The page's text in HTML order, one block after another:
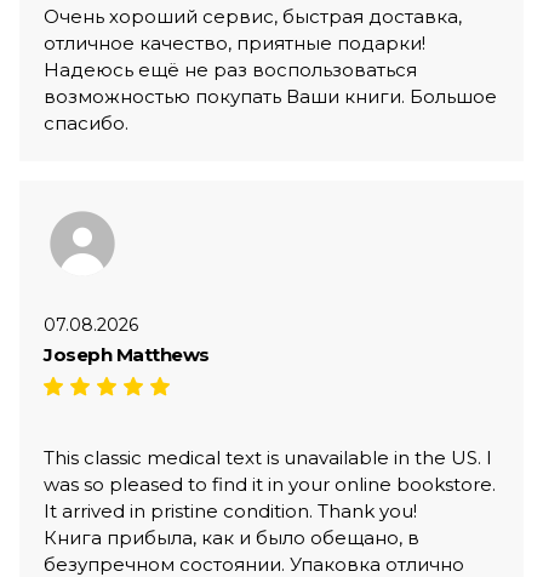
Очень хороший сервис, быстрая доставка,
отличное качество, приятные подарки!
Надеюсь ещё не раз воспользоваться
возможностью покупать Ваши книги. Большое
спасибо.
07.08.2026
Joseph Matthews
This classic medical text is unavailable in the US. I
was so pleased to find it in your online bookstore.
It arrived in pristine condition. Thank you!
Книга прибыла, как и было обещано, в
безупречном состоянии. Упаковка отлично